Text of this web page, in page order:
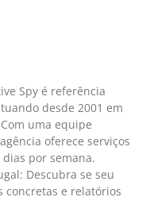
Spy é referência
desde 2001 em
uma equipe
oferece serviços
por semana.
Descubra se seu
concretas e relatórios